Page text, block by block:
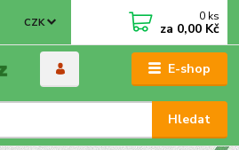
E-shop
CZK
Hledat
0 ks
za 0,00 Kč